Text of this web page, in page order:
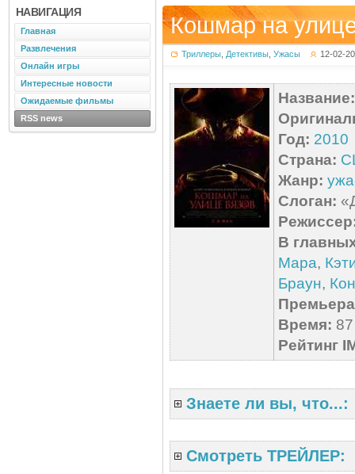
Кошмар на
Триллеры Детективы Ужасы 12-02-
Название:
Год: 2010
Страна:
Жанр:
Слоган:
В
Мара,
Браун,
Время:
Рейтинг
Знаете ли вы, что...:
Смотреть ТРЕЙЛЕР:
НАВИГАЦИЯ
Главная
Развлечения
Онлайн игры
Интересные новости
Ожидаемые фильмы
RSS news